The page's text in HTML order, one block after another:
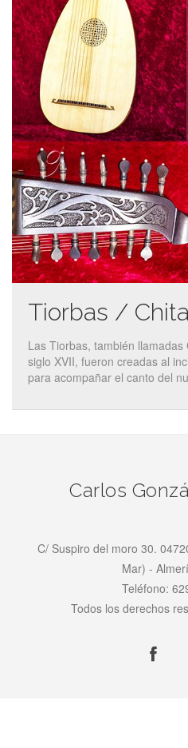
Tiorbas /
Las Tiorbas, también
siglo XVII, fueron creadas al
para acompañar el canto del
Carlos
C/ Suspiro del moro 30.
Mar) -
Teléfono:
Todos los derechos